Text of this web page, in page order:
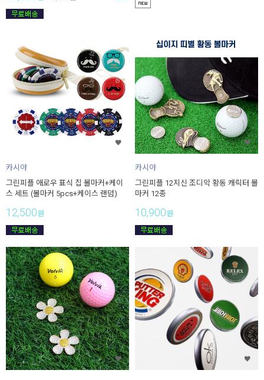
카시야
그린피플 애로우 표식 칩 볼마커+케이
스 세트 (볼마커 5pcs+케이스 랜덤)
12,500원
카시야
그린피플 12지신 조디악 황동 캐릭터 볼
마커 12종
10,900원